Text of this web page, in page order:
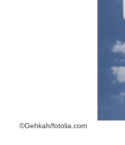
©Gehkah/fotolia.com